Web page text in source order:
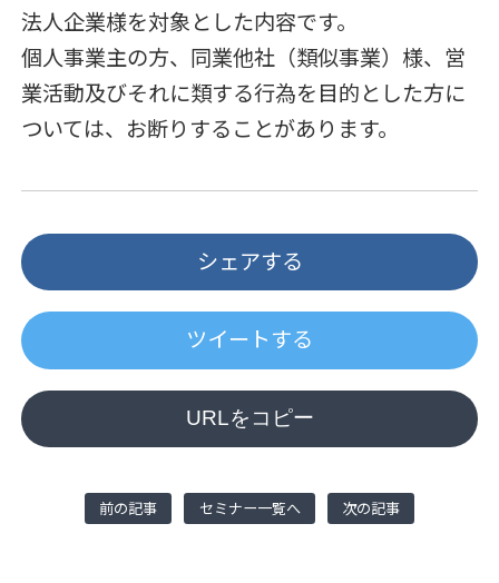
法人企業様を対象とした内容です。
個人事業主の方、同業他社（類似事業）様、営
業活動及びそれに類する行為を目的とした方に
ついては、お断りすることがあります。
シェアする
ツイートする
URLをコピー
前の記事 セミナー一覧へ 次の記事